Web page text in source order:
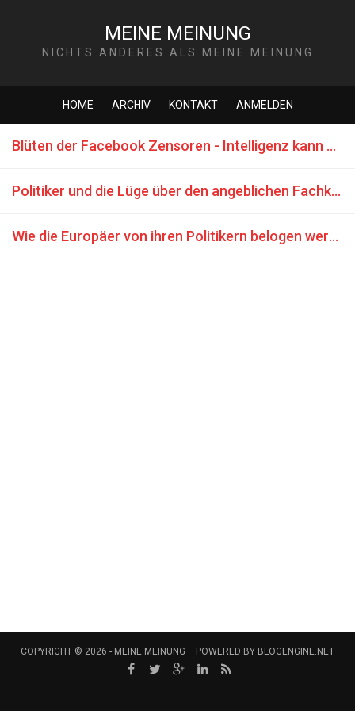
MEINE MEINUNG
NICHTS ANDERES ALS MEINE MEINUNG
HOME ARCHIV KONTAKT ANMELDEN
Blüten der Facebook Zensoren - Intelligenz kann man nicht kaufen
Politiker und die Lüge über den angeblichen Fachkräftemangel
Wie die Europäer von ihren Politikern belogen werden
COPYRIGHT © 2026 - MEINE MEINUNG POWERED BY BLOGENGINE.NET